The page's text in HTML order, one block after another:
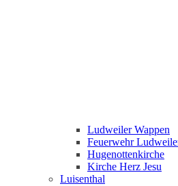
Ludweiler Wappen
Feuerwehr
Hugenottenkirche
Kirche Herz Jesu
Luisenthal